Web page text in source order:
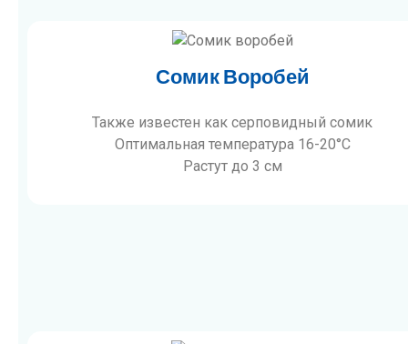
Сомик Воробей
Также известен как серповидный сомик
Оптимальная температура 16-20°C
Растут до 3 см